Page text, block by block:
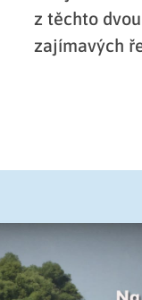
z těchto
zajímavých